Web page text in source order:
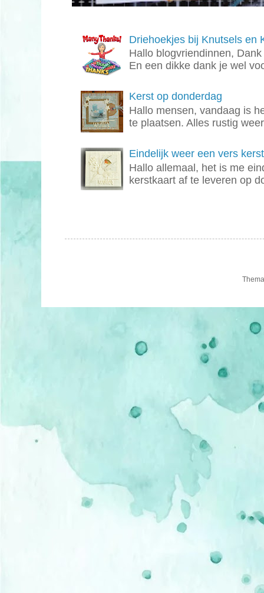
Driehoekjes bij Knutsels en
Hallo blogvriendinnen,
En een dikke dank je wel
Kerst op donderdag
Hallo mensen, vandaag is
te plaatsen. Alles rustig
Eindelijk weer een vers
Hallo allemaal, het is me
kerstkaart af te leveren op